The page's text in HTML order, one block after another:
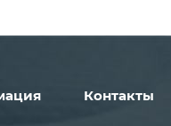
Контакты